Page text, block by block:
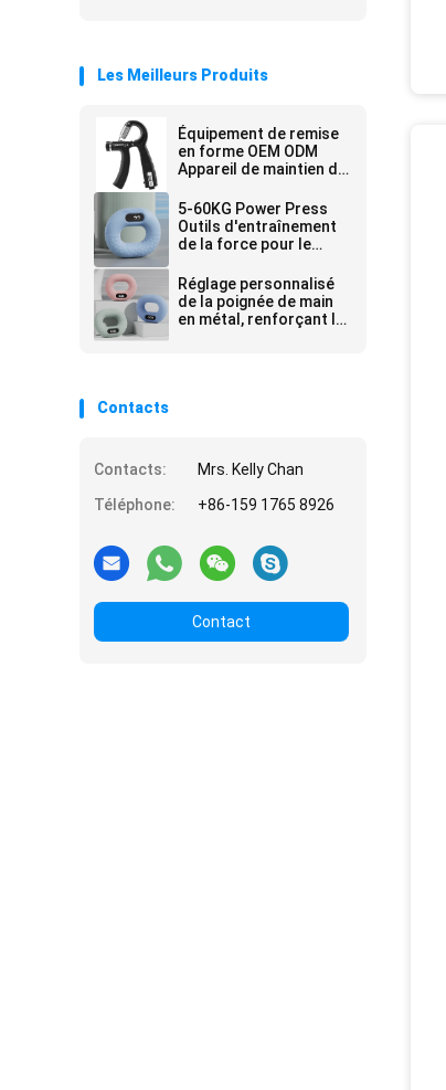
Les Meilleurs Produits
Équipement de remise
en forme OEM ODM
Appareil de maintien de
réglable
5-60KG Power Press
Outils d'entraînement
de la force pour le
musculaire et la
récupération des
blessures
Réglage personnalisé
de la poignée de main
en métal, renforçant la
Contacts
Contacts:
Mrs. Kelly Chan
Téléphone:
+86-159 1765 8926
Contact